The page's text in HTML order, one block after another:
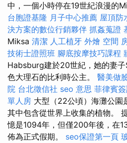
中，一個小時停在19世紀浪漫的
台胞證基隆 月子中心推薦 屋頂防
決方案的數位行銷夥伴 抓姦蒐證
Miksa 清潔 人工植牙 外燴 空間
技術士證照班 腳底按摩技巧課程
Habsburg建於20世紀，她的妻
色大理石的比利時公主。 醫美做
院 台北徵信社 seo 意思 菲律賓
單人房 大型（22公頃）海灘公園
其中包含從世界上收集的植物。
憶是1094年，但僅200年後，在
佈為正式假期。 seo保證第一頁